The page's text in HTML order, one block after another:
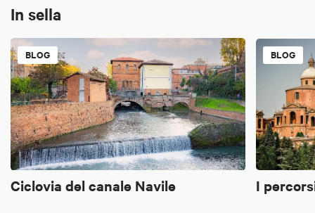
In sella
BLOG
Ciclovia del canale Navile
BLOG
I